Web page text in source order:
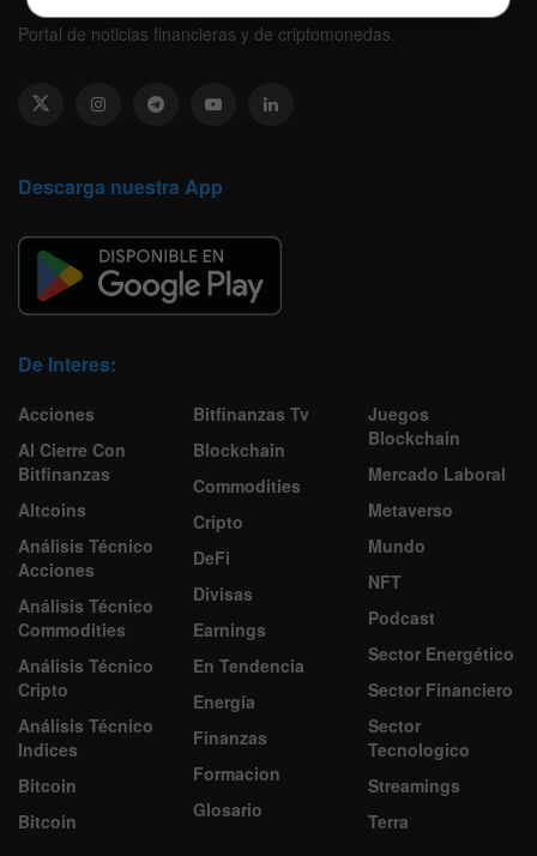
Portal de noticias financieras y de criptomonedas.
Descarga nuestra App
De Interes:
Acciones
Al Cierre Con
Bitfinanzas
Altcoins
Análisis Técnico
Acciones
Análisis Técnico
Commodities
Análisis Técnico
Cripto
Análisis Técnico
Indices
Bitcoin
Bitcoin
Bitfinanzas Tv
Blockchain
Commodities
Cripto
DeFi
Divisas
Earnings
En Tendencia
Energía
Finanzas
Formacion
Glosario
Juegos
Blockchain
Mercado Laboral
Metaverso
Mundo
NFT
Podcast
Sector Energético
Sector Financiero
Sector
Tecnologico
Streamings
Terra